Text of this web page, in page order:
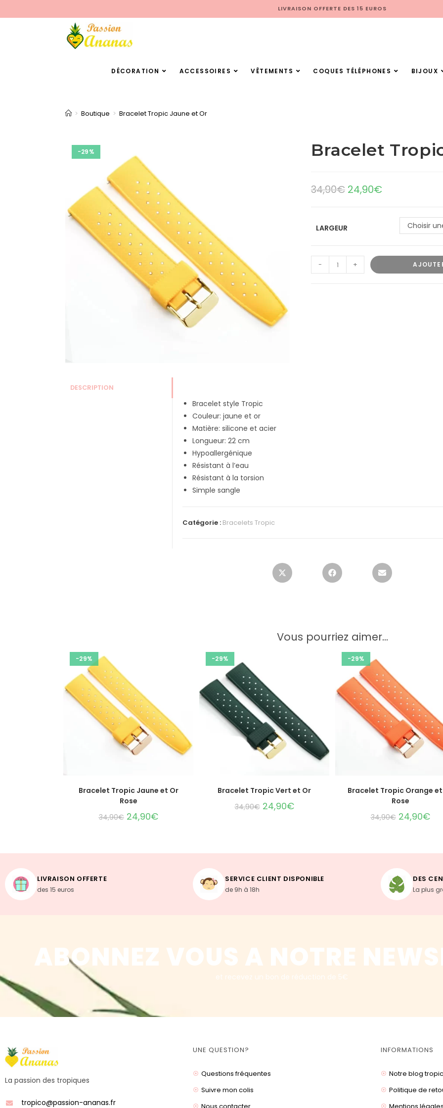
LIVRAISON OFFERTE DES 15 EUROS
DÉCORATION ACCESSOIRES VÊTEMENTS COQUES TÉLÉPHONES BIJOUX
> Boutique > Bracelet Tropic Jaune et Or
-29% Bracelet
34,90€ 24,90€
LARGEUR Choisir
- +
DESCRIPTION
Bracelet style Tropic
Couleur: jaune et or
Matière: silicone et acier
Longueur: 22 cm
Hypoallergénique
Résistant à l’eau
Résistant à la torsion
Simple sangle
Catégorie : Bracelets Tropic
Vous pourriez aimer...
-29%
CHOIX DES OPTIONS
Bracelet Tropic Jaune et Or
Rose
34,90€ 24,90€
-29%
CHOIX DES OPTIONS
Bracelet Tropic Vert et Or
34,90€ 24,90€
-29%
CHOIX DES OPTIONS
Bracelet Tropic Orange
Rose
34,90€ 24,90€
LIVRAISON OFFERTE
des 15 euros
SERVICE CLIENT DISPONIBLE
de 9h à 18h
DES
La plus
ABONNEZ VOUS A NOTRE
et recevez un bon de réduction de 5€
La passion des tropiques
tropico@passion-ananas.fr
UNE QUESTION?
Questions fréquentes
Suivre mon colis
Nous contacter
INFORMATIONS
Notre blog
Politique de
Mentions